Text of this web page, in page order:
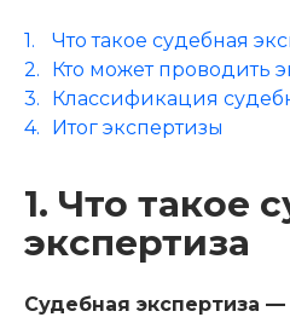
Что такое судебная
Кто может проводить
Классификация
Итог экспертизы
1. Что такое
экспертиза
Судебная экспертиза